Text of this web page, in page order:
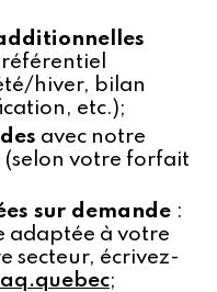
hiver, bilan
etc.);
avec notre
(selon votre forfait
sur demande :
adaptée à votre
secteur, écrivez-
;